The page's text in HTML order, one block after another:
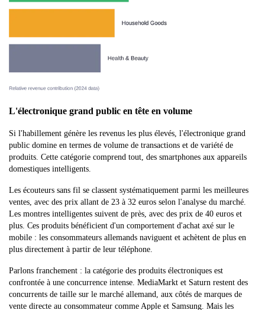
L'électronique grand public en tête en volume
Si l'habillement génère les revenus les plus élevés, l'électronique grand
public domine en termes de volume de transactions et de variété de
produits. Cette catégorie comprend tout, des smartphones aux appareils
domestiques intelligents.
Les écouteurs sans fil se classent systématiquement parmi les meilleures
ventes, avec des prix allant de 23 à 32 euros selon l'analyse du marché.
Les montres intelligentes suivent de près, avec des prix de 40 euros et
plus. Ces produits bénéficient d'un comportement d'achat axé sur le
mobile : les consommateurs allemands naviguent et achètent de plus en
plus directement à partir de leur téléphone.
Parlons franchement : la catégorie des produits électroniques est
confrontée à une concurrence intense. MediaMarkt et Saturn restent des
concurrents de taille sur le marché allemand, aux côtés de marques de
vente directe au consommateur comme Apple et Samsung. Mais les